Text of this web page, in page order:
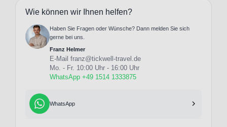
Wie können wir Ihnen helfen?
Haben Sie Fragen oder Wünsche? Dann melden Sie sich
gerne bei uns.
Franz Helmer
E-Mail franz@tickwell-travel.de
Mo. - Fr. 10:00 Uhr - 16:00 Uhr
WhatsApp +49 1514 1333875
WhatsApp